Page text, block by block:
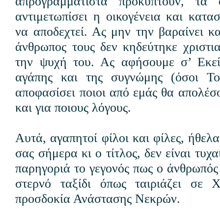
αντιμετωπίσει η οικογένεια και
να αποδεχτεί. Ας μην την βαραίνει
άνθρωπος τους δεν κηδεύτηκε
την ψυχή του. Ας αφήσουμε σ’
αγάπης και της συγνώμης (όσοι
αποφασίσει ποιοι από εμάς θα
και για ποιους λόγους.
Αυτά, αγαπητοί φίλοι και φίλες,
σας σήμερα κι ο τίτλος, δεν είναι
παρηγοριά το γεγονός πως ο άνθρωπός
στερνό ταξίδι όπως ταιριάζει σε
προσδοκία Ανάστασης Νεκρών.